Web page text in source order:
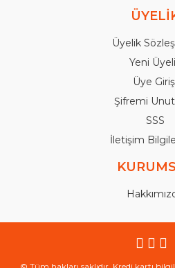
Üyelik
Yeni
Üye
Şifremi
SSS
İletişim